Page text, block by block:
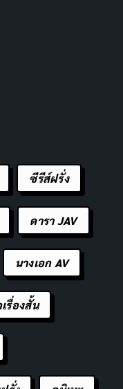
ซีรีส์ฝรั่ง
ดารา JAV
นางเอก AV
รื่องสั้น